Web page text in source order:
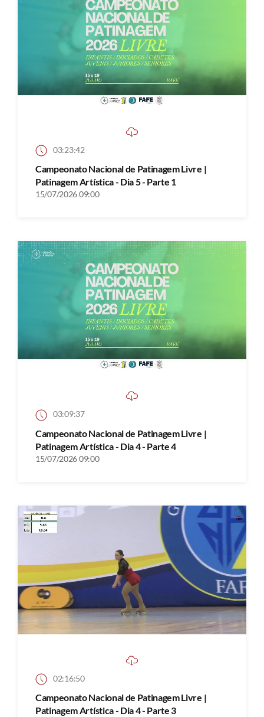
03:23:42
Campeonato Nacional de Patinagem Livre |
Patinagem Artística - Dia 5 - Parte 1
15/07/2026 09:00
03:09:37
Campeonato Nacional de Patinagem Livre |
Patinagem Artística - Dia 4 - Parte 4
15/07/2026 09:00
02:16:50
Campeonato Nacional de Patinagem Livre |
Patinagem Artística - Dia 4 - Parte 3